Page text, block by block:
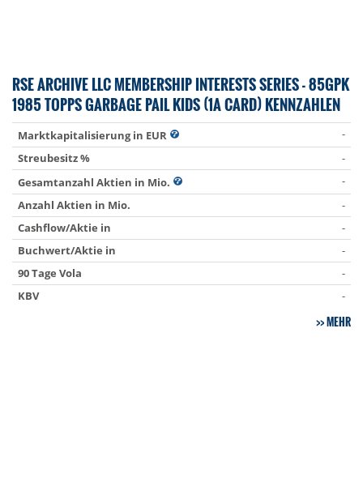
RSE ARCHIVE LLC MEMBERSHIP INTERESTS SERIES - 85GPK
1985 TOPPS GARBAGE PAIL KIDS (1A CARD) KENNZAHLEN
Marktkapitalisierung in EUR
-
Streubesitz %
-
Gesamtanzahl Aktien in Mio.
-
Anzahl Aktien in Mio.
-
Cashflow/Aktie in
-
Buchwert/Aktie in
-
90 Tage Vola
-
KBV
-
MEHR